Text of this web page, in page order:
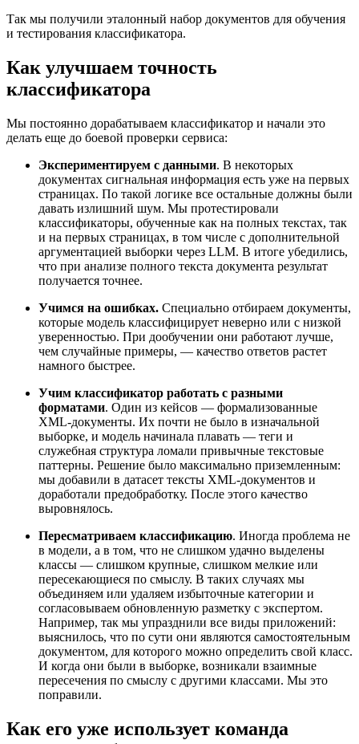
Так мы получили эталонный набор документов для обучения
и тестирования классификатора.
Как улучшаем точность
классификатора
Мы постоянно дорабатываем классификатор и начали это
делать еще до боевой проверки сервиса:
Экспериментируем с данными. В некоторых
документах сигнальная информация есть уже на первых
страницах. По такой логике все остальные должны были
давать излишний шум. Мы протестировали
классификаторы, обученные как на полных текстах, так
и на первых страницах, в том числе с дополнительной
аргументацией выборки через LLM. В итоге убедились,
что при анализе полного текста документа результат
получается точнее.
Учимся на ошибках. Специально отбираем документы,
которые модель классифицирует неверно или с низкой
уверенностью. При дообучении они работают лучше,
чем случайные примеры, — качество ответов растет
намного быстрее.
Учим классификатор работать с разными
форматами. Один из кейсов — формализованные
XML-документы. Их почти не было в изначальной
выборке, и модель начинала плавать — теги и
служебная структура ломали привычные текстовые
паттерны. Решение было максимально приземленным:
мы добавили в датасет тексты XML-документов и
доработали предобработку. После этого качество
выровнялось.
Пересматриваем классификацию. Иногда проблема не
в модели, а в том, что не слишком удачно выделены
классы — слишком крупные, слишком мелкие или
пересекающиеся по смыслу. В таких случаях мы
объединяем или удаляем избыточные категории и
согласовываем обновленную разметку с экспертом.
Например, так мы упразднили все виды приложений:
выяснилось, что по сути они являются самостоятельным
документом, для которого можно определить свой класс.
И когда они были в выборке, возникали взаимные
пересечения по смыслу с другими классами. Мы это
поправили.
Как его уже использует команда